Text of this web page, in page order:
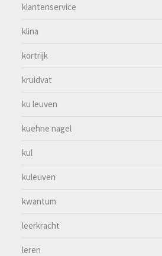
klantenservice
klina
kortrijk
kruidvat
ku leuven
kuehne nagel
kul
kuleuven
kwantum
leerkracht
leren